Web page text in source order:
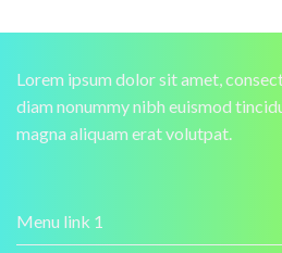
Lorem ipsum dolor sit amet,
diam nonummy nibh euismod
magna aliquam erat volutpat.
Menu link 1